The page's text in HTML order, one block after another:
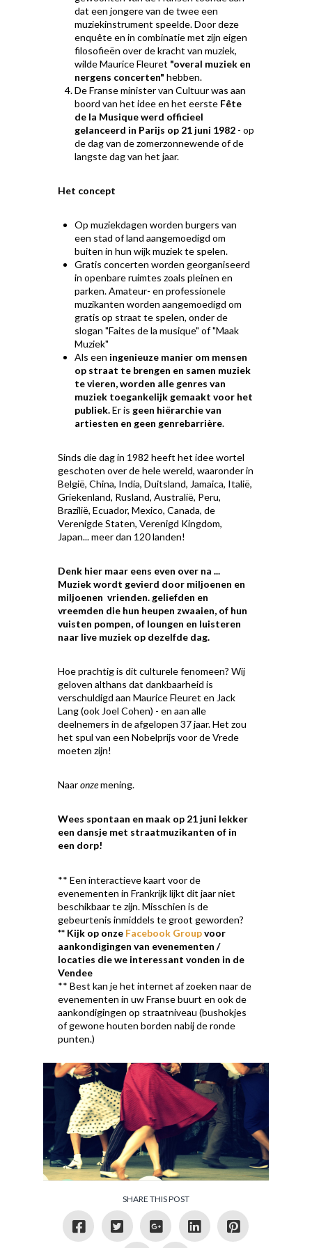
dat een jongere van de twee een
muziekinstrument speelde. Door deze
enquête en in combinatie met zijn eigen
filosofieën over de kracht van muziek,
wilde Maurice Fleuret "overal muziek en
nergens concerten" hebben.
De Franse minister van Cultuur was aan
boord van het idee en het eerste Fête
de la Musique werd officieel
gelanceerd in Parijs op 21 juni 1982- op
de dag van de zomerzonnewende of de
langste dag van het jaar.
Het concept
Op muziekdagen worden burgers van
een stad of land aangemoedigd om
buiten in hun wijk muziek te spelen.
Gratis concerten worden georganiseerd
in openbare ruimtes zoals pleinen en
parken. Amateur- en professionele
muzikanten worden aangemoedigd om
gratis op straat te spelen, onder de
slogan "Faites de la musique" of "Maak
Muziek"
Als een ingenieuze manier om mensen
op straat te brengen en samen muziek
te vieren, worden alle genres van
muziek toegankelijk gemaakt voor het
publiek.Er is geen hiërarchie van
artiesten en geen genrebarrière.
Sinds die dag in 1982 heeft het idee wortel
geschoten over de hele wereld, waaronder in
België, China, India, Duitsland, Jamaica, Italië,
Griekenland, Rusland, Australië, Peru,
Brazilië, Ecuador, Mexico, Canada, de
Verenigde Staten, Verenigd Kingdom,
Japan... meer dan 120 landen!
Denk hier maar eens even over na ...
Muziek wordt gevierd door miljoenen en
miljoenen vrienden. geliefden en
vreemden die hun heupen zwaaien, of hun
vuisten pompen, of loungen en luisteren
naar live muziek op dezelfde dag.
Hoe prachtig is dit culturele fenomeen? Wij
geloven althans dat dankbaarheid is
verschuldigd aan Maurice Fleuret en Jack
Lang (ook Joel Cohen) - en aan alle
deelnemers in de afgelopen 37 jaar. Het zou
het spul van een Nobelprijs voor de Vrede
moeten zijn!
Naaronzemening.
Wees spontaan en maak op 21 juni lekker
een dansje met straatmuzikanten of in
een dorp!
** Een interactieve kaart voor de
evenementen in Frankrijk lijkt dit jaar niet
beschikbaar te zijn. Misschien is de
gebeurtenis inmiddels te groot geworden?
** Kijk op onze Facebook Groupvoor
aankondigingen van evenementen /
locaties die we interessant vonden in de
Vendee
** Best kan je het internet af zoeken naar de
evenementen in uw Franse buurt en ook de
aankondigingen op straatniveau (bushokjes
of gewone houten borden nabij de ronde
punten.)
SHARE THIS POST